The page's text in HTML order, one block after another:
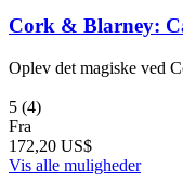
Cork & Blarney:
Oplev det magiske ved
5 (4)
Fra
172,20 US$
Vis alle muligheder